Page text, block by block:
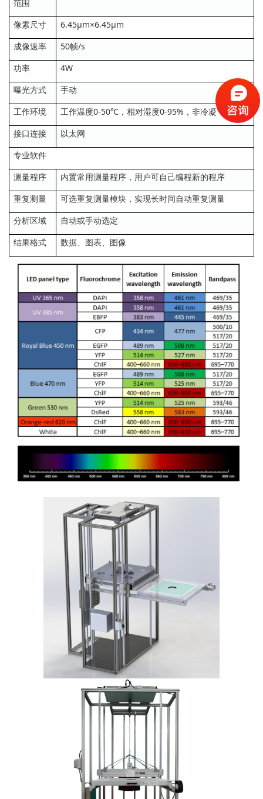
范围
像素尺寸
6.45µm×6.45µm
成像速率
50帧/s
功率
4W
曝光方式
手动
工作环境
工作温度0-50℃，相对湿度0-95%，非冷凝
接口连接
以太网
专业软件
测量程序
内置常用测量程序，用户可自己编程新的程序
重复测量
可选重复测量模块，实现长时间自动重复测量
分析区域
自动或手动选定
结果格式
数据、图表、图像